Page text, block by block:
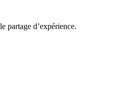
partage d’expérience.